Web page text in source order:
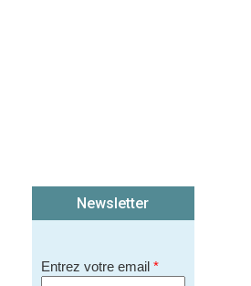
Newsletter
Entrez votre email *